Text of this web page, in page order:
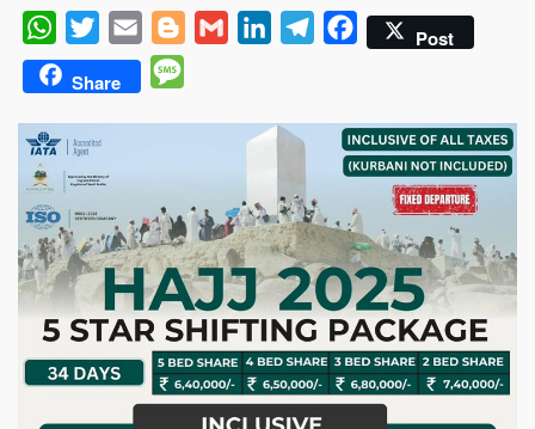
WhatsApp
Twitter Email BloggerGmail LinkedInTelegramFacebookPost
Share